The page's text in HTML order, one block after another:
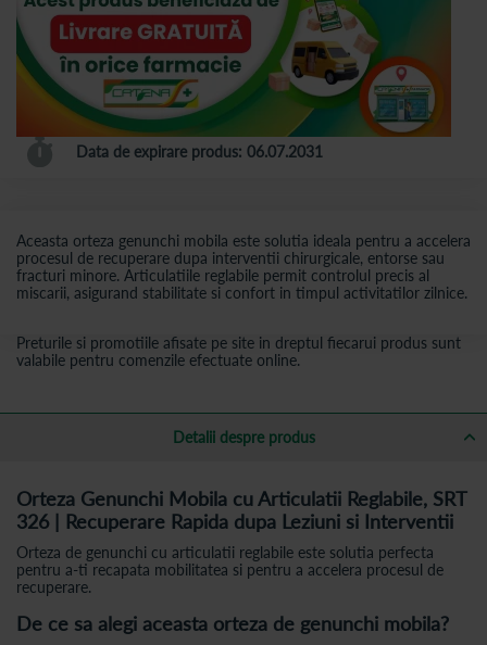
Data de expirare produs: 06.07.2031
Aceasta orteza genunchi mobila este solutia ideala pentru a accelera
procesul de recuperare dupa interventii chirurgicale, entorse sau
fracturi minore. Articulatiile reglabile permit controlul precis al
miscarii, asigurand stabilitate si confort in timpul activitatilor zilnice.
Preturile si promotiile afisate pe site in dreptul fiecarui produs sunt
valabile pentru comenzile efectuate online.
Detalii despre produs
Orteza Genunchi Mobila cu Articulatii Reglabile, SRT
326 | Recuperare Rapida dupa Leziuni si Interventii
Orteza de genunchi cu articulatii reglabile este solutia perfecta
pentru a-ti recapata mobilitatea si pentru a accelera procesul de
recuperare.
De ce sa alegi aceasta orteza de genunchi mobila?